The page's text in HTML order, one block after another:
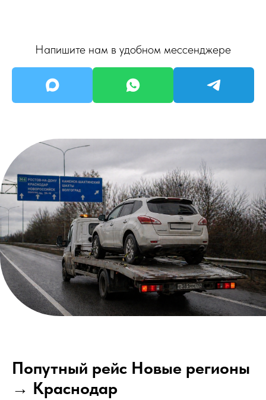
Напишите нам в удобном мессенджере
Попутный рейс Новые регионы
→ Краснодар